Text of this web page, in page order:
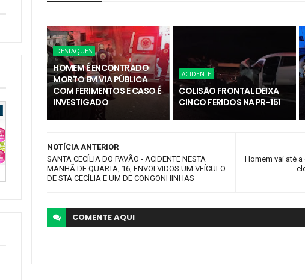
DESTAQUES
HOMEM É ENCONTRADO
MORTO EM VIA PÚBLICA
COM FERIMENTOS E CASO É
INVESTIGADO
ACIDENTE
COLISÃO FRONTAL DEIXA
CINCO FERIDOS NA PR-151
Homem vai até
NOTÍCIA ANTERIOR
SANTA CECÍLIA DO PAVÃO - ACIDENTE NESTA
MANHÃ DE QUARTA, 16, ENVOLVIDOS UM VEÍCULO
DE STA CECÍLIA E UM DE CONGONHINHAS
COMENTEAQUI